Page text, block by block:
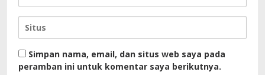
Simpan nama, email, dan situs web saya pada
peramban ini untuk komentar saya berikutnya.